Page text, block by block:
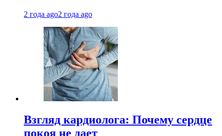
2 года ago2 года ago
Взгляд кардиолога: Почему сердце
покоя не дает